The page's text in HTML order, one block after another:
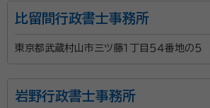
比留間行政書士事務所
東京都武蔵村山市三ツ藤１丁目５４番地の５
岩野行政書士事務所